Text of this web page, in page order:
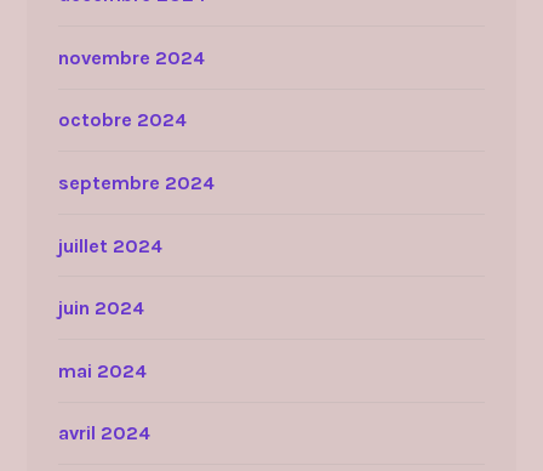
novembre 2024
octobre 2024
septembre 2024
juillet 2024
juin 2024
mai 2024
avril 2024